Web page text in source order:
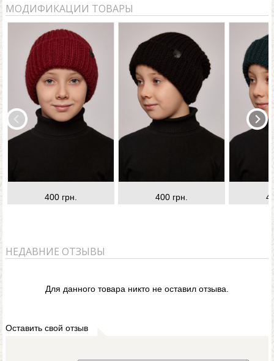
МОДИФИКАЦИИ ТОВАРЫ
400 грн. 400 грн.
НЕДАВНИЕ ОТЗЫВЫ
Для данного товара никто не оставил отзыва.
Оставить свой отзыв